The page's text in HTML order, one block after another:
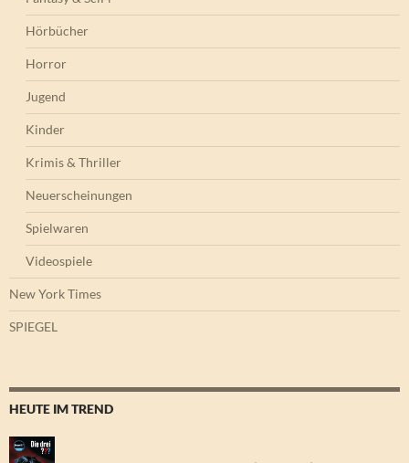
Hörbücher
Horror
Jugend
Kinder
Krimis & Thriller
Neuerscheinungen
Spielwaren
Videospiele
New York Times
SPIEGEL
HEUTE IM TREND